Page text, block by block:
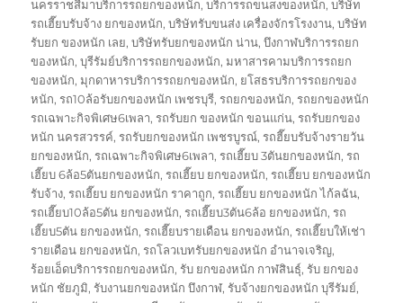
นครราชสีมาบริการรถยกของหนัก,บริการรถขนสงของหนัก,บริษัท
รถเฮี๊ยบรับจ้าง ยกของหนัก,บริษัทรับขนส่ง เครื่องจักรโรงงาน,บริษัท
รับยก ของหนัก เลย,บริษัทรับยกของหนัก น่าน,บึงกาฬบริการรถยก
ของหนัก,บุรีรัมย์บริการรถยกของหนัก,มหาสารคามบริการรถยก
ของหนัก,มุกดาหารบริการรถยกของหนัก, ยโสธรบริการรถยกของ
หนัก,รถ10ล้อรับยกของหนัก เพชรบุรี,รถยกของหนัก,รถยกของหนัก
รถเฉพาะกิจพิเศษ6เพลา,รถรับยก ของหนัก ขอนแก่น,รถรับยกของ
หนัก นครสวรรค์,รถรับยกของหนัก เพชรบูรณ์,รถฮี๊ยบรับจ้างรายวัน
ยกของหนัก,รถเฉพาะกิจพิเศษ6เพลา,รถเฮี๊ยบ 3ตันยกของหนัก,รถ
เฮี๊ยบ 6ล้อ5ตันยกของหนัก,รถเฮี๊ยบ ยกของหนัก,รถเฮี๊ยบ ยกของหนัก
รับจ้าง,รถเฮี๊ยบ ยกของหนัก ราคาถูก,รถเฮี๊ยบ ยกของหนัก ไก้ลฉัน,
รถเฮี๊ยบ10ล้อ5ตัน ยกของหนัก,รถเฮี๊ยบ3ตัน6ล้อ ยกของหนัก,รถ
เฮี๊ยบ5ตัน ยกของหนัก,รถเฮี๊ยบรายเดือน ยกของหนัก,รถเฮี๊ยบให้เช่า
รายเดือน ยกของหนัก,รถโลวเบทรับยกของหนัก อำนาจเจริญ,
ร้อยเอ็ดบริการรถยกของหนัก,รับ ยกของหนัก กาฬสินธุ์,รับ ยกของ
หนัก ชัยภูมิ,รับงานยกของหนัก บึงกาฬ,รับจ้างยกของหนัก บุรีรัมย์,